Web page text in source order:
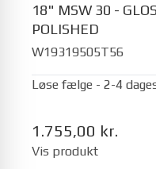
18" MSW 30 -
POLISHED
W19319505T56
Løse fælge - 2-4
1.755,00 kr.
Vis produkt